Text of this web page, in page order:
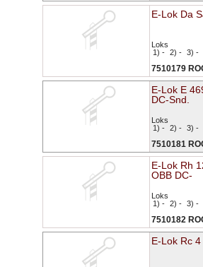
E-Lok Da
Loks
1) - 2) - 3) -
7510179
E-Lok E
DC-Snd.
Loks
1) - 2) - 3) -
7510181
E-Lok Rh
OBB DC-
Loks
1) - 2) - 3) -
7510182
E-Lok Rc